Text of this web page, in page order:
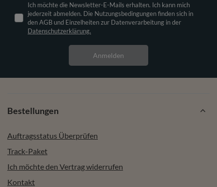
Ich möchte die Newsletter-E-Mails erhalten. Ich kann mich
jederzeit abmelden. Die Nutzungsbedingungen finden sich in
den AGB und Einzelheiten zur Datenverarbeitung in der
Datenschutzerklärung.
Anmelden
Bestellungen
Auftragsstatus Überprüfen
Track-Paket
Ich möchte den Vertrag widerrufen
Kontakt